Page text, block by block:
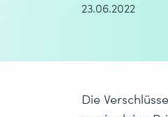
23.06.2022
Die